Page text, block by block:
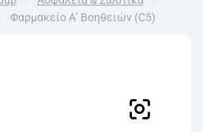
Φαρμακείο Α’ Βοηθειών (C5)